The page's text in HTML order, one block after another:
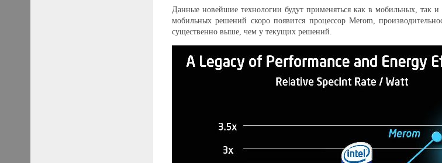
Данные новейшие технологии будут применяться как в мобильных, так
мобильных решений скоро появится процессор Merom,
существенно выше, чем у текущих решений.